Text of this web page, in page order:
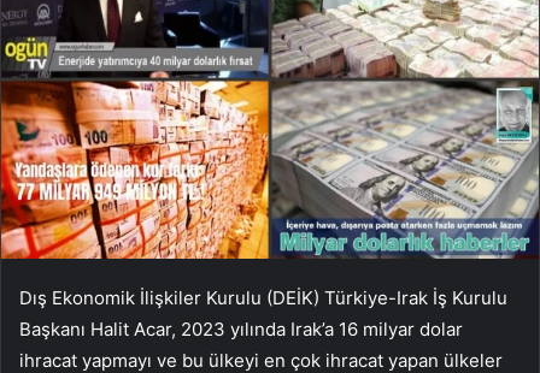
Dış Ekonomik İlişkiler Kurulu (DEİK) Türkiye-Irak İş Kurulu
Başkanı Halit Acar, 2023 yılında Irak’a 16 milyar dolar
ihracat yapmayı ve bu ülkeyi en çok ihracat yapan ülkeler